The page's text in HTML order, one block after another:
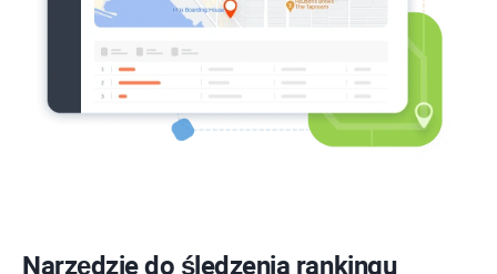
Narzędzie do śledzenia rankingu